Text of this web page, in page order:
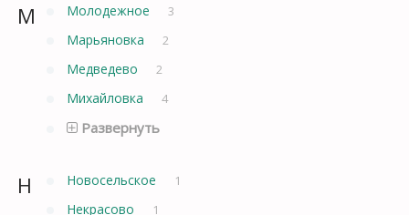
М Молодежное 3
Марьяновка 2
Медведево 2
Михайловка 4
Развернуть
Н Новосельское 1
Некрасово 1